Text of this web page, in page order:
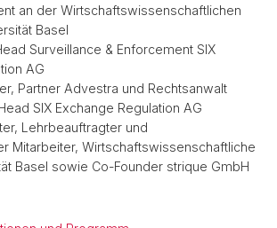
an der Wirtschaftswissenschaftlichen
Basel
Surveillance & Enforcement SIX
AG
Partner Advestra und Rechtsanwalt
SIX Exchange Regulation AG
Lehrbeauftragter und
Mitarbeiter, Wirtschaftswissenschaftliche
Basel sowie Co-Founder strique GmbH